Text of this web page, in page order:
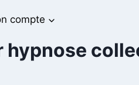
compte
hypnose